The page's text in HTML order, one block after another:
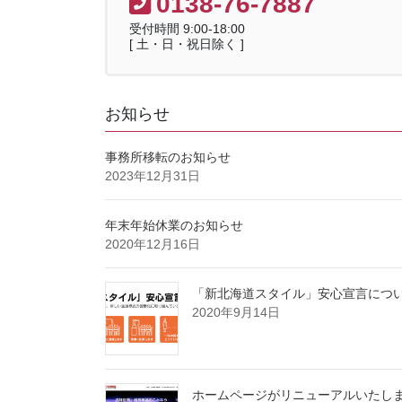
受付時間 9:00-18:00
[ 土・日・祝日除く ]
お知らせ
事務所移転のお知らせ
2023年12月31日
年末年始休業のお知らせ
2020年12月16日
「新北海道スタイル」安心宣言につ
2020年9月14日
ホームページがリニューアルいたし